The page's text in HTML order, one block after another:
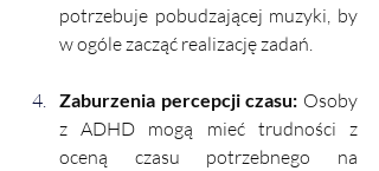
potrzebuje pobudzającej muzyki, by
w ogóle zacząć realizację zadań.
Zaburzenia percepcji czasu: Osoby
z ADHD mogą mieć trudności z
oceną czasu potrzebnego na